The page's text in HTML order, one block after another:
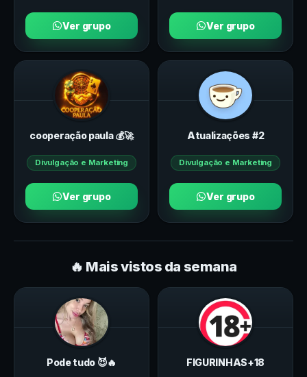
Ver grupo Ver grupo
cooperação paula 💰🚀
Divulgação e Marketing
Ver grupo
Atualizações #2
Divulgação e Marketing
Ver grupo
🔥 Mais vistos da semana
Pode tudo 😈🔥 FIGURINHAS+18